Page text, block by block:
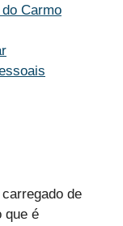
Carmo
de
que é